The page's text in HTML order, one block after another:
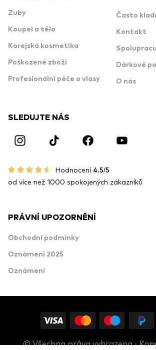
Zuby
Koupel a tělo
Korejská kosmetika
Poškozené zboží
Profesionální péče o vlasy
Často
Kontakt
Dárkové
O nás
SLEDUJTE NÁS
Hodnocení 4.5/5
od více než 1000 spokojených zákazníků
PRÁVNÍ UPOZORNĚNÍ
Obchodní podmínky
Oznámení 2025
Oznámení
© Všechna práva vyhrazena ·